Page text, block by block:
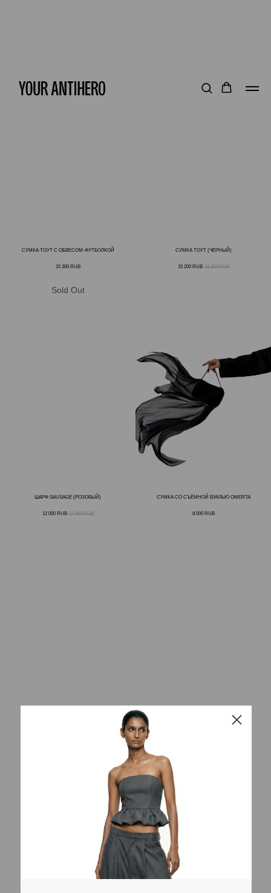
СУМКА ТОУТ С ОБВЕСОМ-ФУТБОЛКОЙ
15 300 RUB
СУМКА ТОУТ (ЧЕРНЫЙ)
15 200 RUB 18 200 RUB
ШАРФ SAUSAGE (РОЗОВЫЙ)
12 000 RUB 14 800 RUB
СУМКА СО СЪЁМНОЙ ВУАЛЬЮ OMERTA
8 000 RUB
ЗАРЕГИСТРИРОВАТЬСЯ